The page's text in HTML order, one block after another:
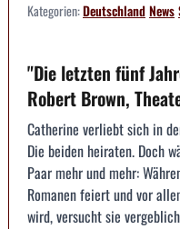
Kategorien:DeutschlandNews
"Die letzten fünf
Robert Brown,
Catherine verliebt sich in
Die beiden heiraten. Doch
Paar mehr und mehr:
Romanen feiert und vor
wird, versucht sie